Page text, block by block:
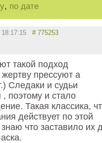
, по дате
18:17:15 # 775253
такой подход
жертву прессуют а
Следаки и судьи
, поэтому и стало
Такая классика,
действует по этой
что заставило их